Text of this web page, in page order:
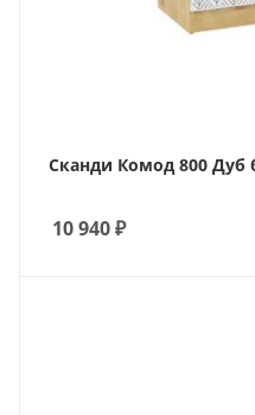
Сканди Комод 800 Дуб
10 940₽